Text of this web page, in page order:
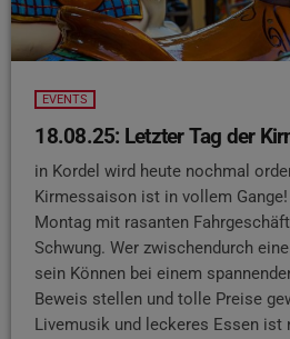
EVENTS
18.08.25: Letzter Tag der
in Kordel wird heute nochmal
Kirmessaison ist in vollem Gange!
Montag mit rasanten
Schwung. Wer zwischendurch
sein Können bei einem
Beweis stellen und tolle Preise
Livemusik und leckeres Essen ist